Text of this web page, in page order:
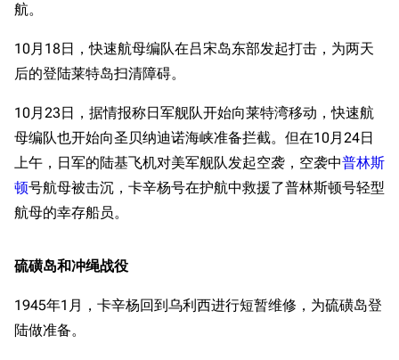
航。
10月18日，快速航母编队在吕宋岛东部发起打击，为两天
后的登陆莱特岛扫清障碍。
10月23日，据情报称日军舰队开始向莱特湾移动，快速航
母编队也开始向圣贝纳迪诺海峡准备拦截。但在10月24日
上午，日军的陆基飞机对美军舰队发起空袭，空袭中普林斯
顿号航母被击沉，卡辛杨号在护航中救援了普林斯顿号轻型
航母的幸存船员。
硫磺岛和冲绳战役
1945年1月，卡辛杨回到乌利西进行短暂维修，为硫磺岛登
陆做准备。